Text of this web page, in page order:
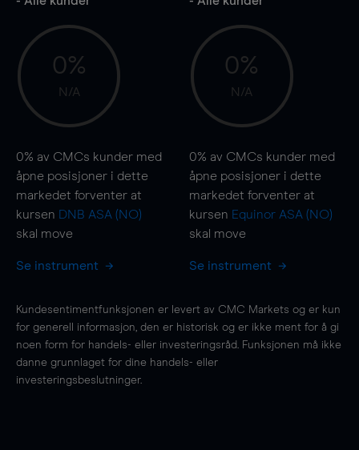
0%
N/A
0% av CMCs kunder med
åpne posisjoner i dette
markedet forventer at
kursen DNB ASA (NO)
skal move
Se instrument
0%
N/A
0% av CMCs kunder med
åpne posisjoner i dette
markedet forventer at
kursen Equinor ASA (NO)
skal move
Se instrument
Kundesentimentfunksjonen er levert av CMC Markets og er kun
for generell informasjon, den er historisk og er ikke ment for å gi
noen form for handels- eller investeringsråd. Funksjonen må ikke
danne grunnlaget for dine handels- eller
investeringsbeslutninger.